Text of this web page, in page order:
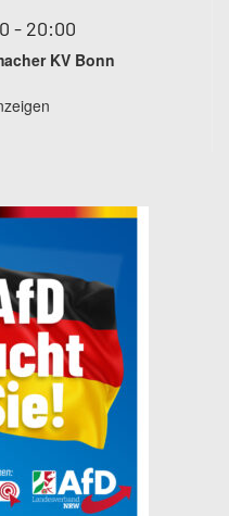
- 20:00
KV Bonn